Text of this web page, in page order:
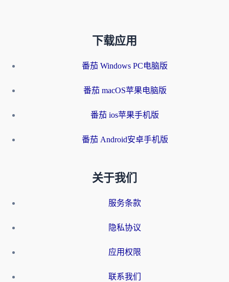
下载应用
番茄 Windows PC电脑版
番茄 macOS苹果电脑版
番茄 ios苹果手机版
番茄 Android安卓手机版
关于我们
服务条款
隐私协议
应用权限
联系我们